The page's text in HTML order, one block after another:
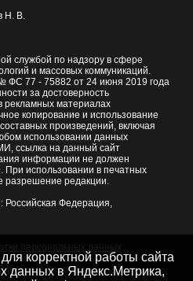
Н. В.
службой по надзору в сфере
и массовых коммуникаций.
ФС 77 - 75882 от 24 июня 2019 года
за достоверность
материалах
копирование и использование
произведений, включая
использовании данных
ссылка на данный сайт
информации не должен
использовании в печатных
редакции.
Российская Федерация,
края
корректной работы сайта
данных в Яндекс.Метрика,